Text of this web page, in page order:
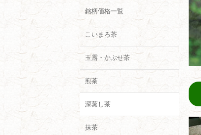
銘柄価格一覧
こいまろ茶
玉露・かぶせ茶
煎茶
深蒸し茶
抹茶